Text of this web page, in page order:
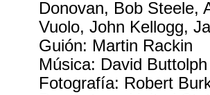
Donovan, Bob Steele,
Vuolo, John Kellogg,
Guión: Martin Rackin
Música: David Buttolph
Fotografía: Robert